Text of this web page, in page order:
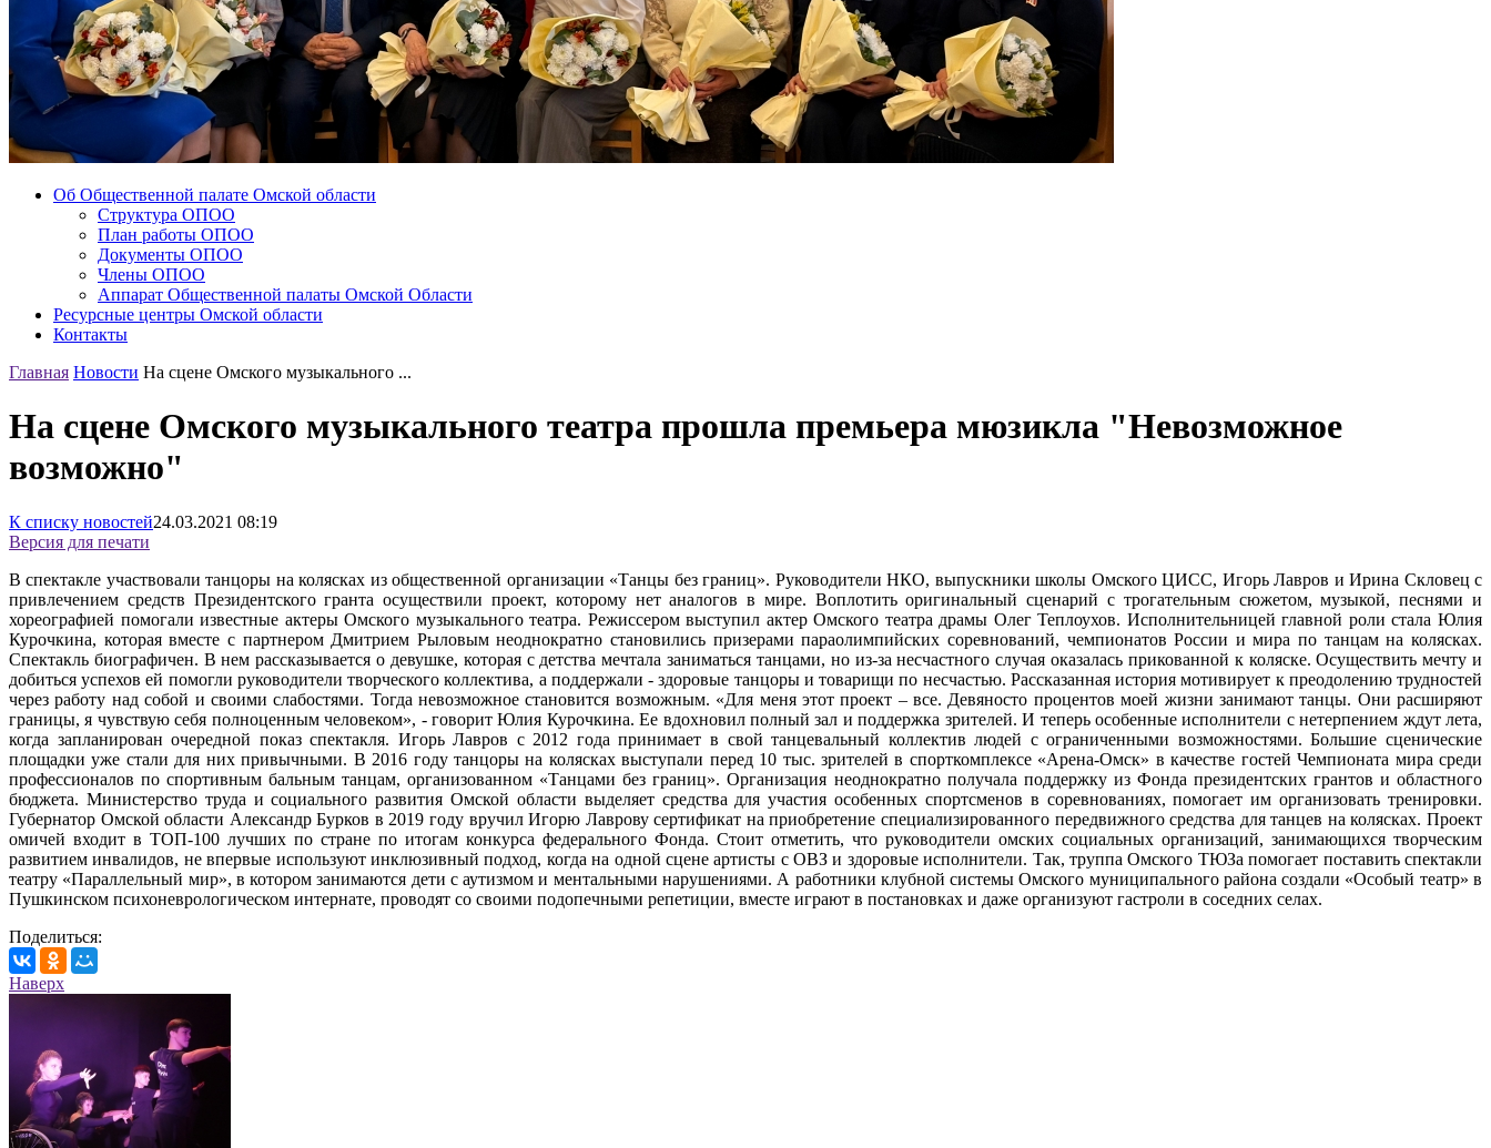
Об Общественной палате Омской области
Структура ОПОО
План работы ОПОО
Документы ОПОО
Члены ОПОО
Аппарат Общественной палаты Омской Области
Ресурсные центры Омской области
Контакты
Главная Новости На сцене Омского музыкального ...
На сцене Омского музыкального театра прошла премьера мюзикла "Невозможное
возможно"
К списку новостей24.03.2021 08:19
Версия для печати
В спектакле участвовали танцоры на колясках из общественной организации «Танцы без границ». Руководители НКО, выпускники школы Омского ЦИСС, Игорь Лавров и Ирина Скловец с
привлечением средств Президентского гранта осуществили проект, которому нет аналогов в мире. Воплотить оригинальный сценарий с трогательным сюжетом, музыкой, песнями и
хореографией помогали известные актеры Омского музыкального театра. Режиссером выступил актер Омского театра драмы Олег Теплоухов. Исполнительницей главной роли стала Юлия
Курочкина, которая вместе с партнером Дмитрием Рыловым неоднократно становились призерами параолимпийских соревнований, чемпионатов России и мира по танцам на колясках.
Спектакль биографичен. В нем рассказывается о девушке, которая с детства мечтала заниматься танцами, но из-за несчастного случая оказалась прикованной к коляске. Осуществить мечту и
добиться успехов ей помогли руководители творческого коллектива, а поддержали - здоровые танцоры и товарищи по несчастью. Рассказанная история мотивирует к преодолению трудностей
через работу над собой и своими слабостями. Тогда невозможное становится возможным. «Для меня этот проект – все. Девяносто процентов моей жизни занимают танцы. Они расширяют
границы, я чувствую себя полноценным человеком», - говорит Юлия Курочкина. Ее вдохновил полный зал и поддержка зрителей. И теперь особенные исполнители с нетерпением ждут лета,
когда запланирован очередной показ спектакля. Игорь Лавров с 2012 года принимает в свой танцевальный коллектив людей с ограниченными возможностями. Большие сценические
площадки уже стали для них привычными. В 2016 году танцоры на колясках выступали перед 10 тыс. зрителей в спорткомплексе «Арена-Омск» в качестве гостей Чемпионата мира среди
профессионалов по спортивным бальным танцам, организованном «Танцами без границ». Организация неоднократно получала поддержку из Фонда президентских грантов и областного
бюджета. Министерство труда и социального развития Омской области выделяет средства для участия особенных спортсменов в соревнованиях, помогает им организовать тренировки.
Губернатор Омской области Александр Бурков в 2019 году вручил Игорю Лаврову сертификат на приобретение специализированного передвижного средства для танцев на колясках. Проект
омичей входит в ТОП-100 лучших по стране по итогам конкурса федерального Фонда. Стоит отметить, что руководители омских социальных организаций, занимающихся творческим
развитием инвалидов, не впервые используют инклюзивный подход, когда на одной сцене артисты с ОВЗ и здоровые исполнители. Так, труппа Омского ТЮЗа помогает поставить спектакли
театру «Параллельный мир», в котором занимаются дети с аутизмом и ментальными нарушениями. А работники клубной системы Омского муниципального района создали «Особый театр» в
Пушкинском психоневрологическом интернате, проводят со своими подопечными репетиции, вместе играют в постановках и даже организуют гастроли в соседних селах.
Поделиться:
Наверх